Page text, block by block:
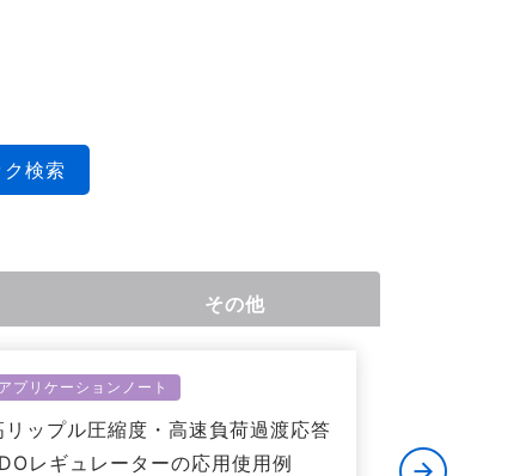
検索
その他
アプリケーションノート
リップル圧縮度・高速負荷過渡応答
レギュレーターの応用使用例
IC(LDO)